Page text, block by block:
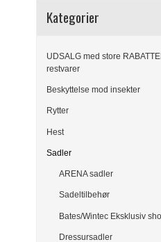
Kategorier
UDSALG med store
restvarer
Beskyttelse mod insekter
Rytter
Hest
Sadler
ARENA sadler
Sadeltilbehør
Bates/Wintec Eksklusiv
Dressursadler